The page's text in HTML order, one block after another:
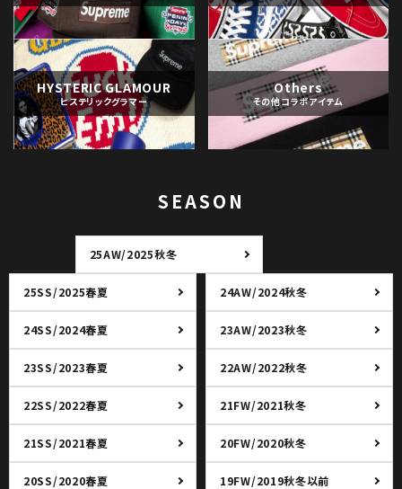
HYSTERIC GLAMOUR
ヒステリックグラマー
Others
その他コラボアイテム
SEASON
25AW/2025秋冬
25SS/2025春夏 24AW/2024秋冬
24SS/2024春夏 23AW/2023秋冬
23SS/2023春夏 22AW/2022秋冬
22SS/2022春夏 21FW/2021秋冬
21SS/2021春夏 20FW/2020秋冬
20SS/2020春夏 19FW/2019秋冬以前